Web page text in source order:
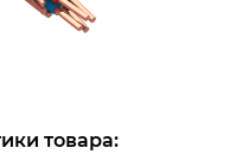
товара: